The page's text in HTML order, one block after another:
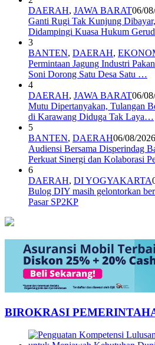
DAERAH, JAWA BARAT06/
Ganti Rugi Tak Kunjung
Didampingi Kuasa Hukum
3
BANTEN, DAERAH,
Permintaan Jagung Industri
Soni Dorong Satu Desa Satu …
4
DAERAH, JAWA BARAT06/
Mutu Dipertanyakan, Tulangan
di Karawang Diduga Tak Laya…
5
BANTEN, DAERAH06/08/2026
Audiensi Bersama Disperindag
Perkuat Sinergi dan Kolaborasi
6
DAERAH, DI YOGYAKARTA
Bulog DIY masih gelontorkan
Pasar SP2KP
BIROKRASI